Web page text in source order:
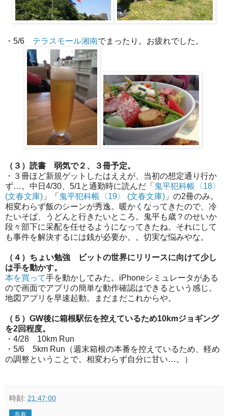
・5/6 テラスモール湘南でまったり。お疲れでした。
（３）読書 弱気で２、３冊予定。
・３冊ほど新規ゲットしたはええが、当初の想定通り行か
ず…。中日4/30、5/1と通勤時に読んだ「 鬼平犯科帳〈18〉
(文春文庫) 」「 鬼平犯科帳〈19〉 (文春文庫) 」の2冊のみ。
相変わらず飯のシーンが秀逸。暖かくなってきたので、冷
たいそば、うどんと行きたいところ。鬼平も歳？のせいか
段々部下に采配を任せるようになってきたね。それにして
も事件を解決するには銭が必要か。。切実な悩みやな。
（４）ちょい勉強 ビットの世界にリリースに向けて少し
は手を動かす。
本を買って手を動かしてみた。iPhoneシミュレータがある
ので画面でアプリの簡単な動作確認はできるという感じ。
地図アプリを早速起動。まだまだこれからや。
（５）GW後に箱根駅伝を控えているため10kmジョギング
を2回程度。
・4/28 10km Run
・5/6 5km Run（週末箱根の本番を控えているため、軽め
の調整ということで。相変わらず自分に甘い…。）
時刻: 21:47:00
共有